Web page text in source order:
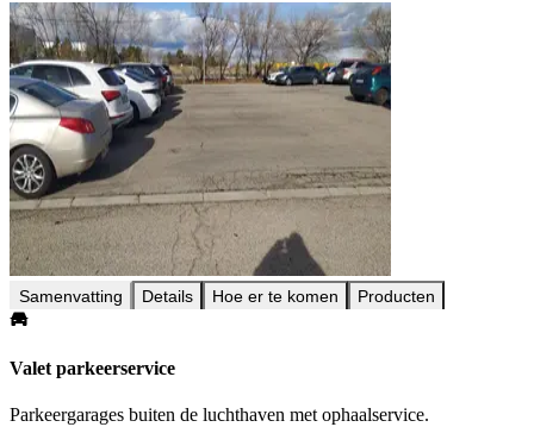
Samenvatting Details Hoe er te komen Producten
Valet parkeerservice
Parkeergarages buiten de luchthaven met ophaalservice.